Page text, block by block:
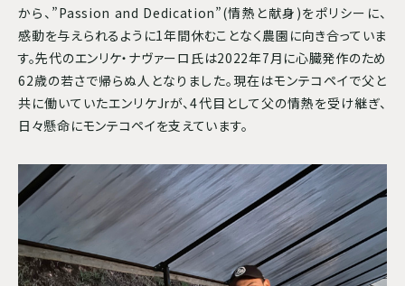
から、”Passion and Dedication”(情熱と献身)をポリシーに、
感動を与えられるように1年間休むことなく農園に向き合っていま
す。先代のエンリケ・ナヴァーロ氏は2022年7月に心臓発作のため
62歳の若さで帰らぬ人となりました。現在はモンテコペイで父と
共に働いていたエンリケJrが、4代目として父の情熱を受け継ぎ、
日々懸命にモンテコペイを支えています。